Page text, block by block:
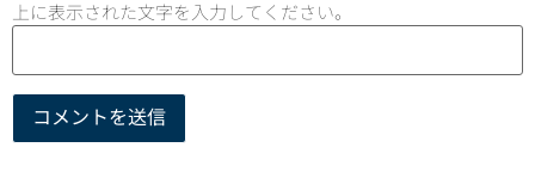
上に表示された文字を入力してください。